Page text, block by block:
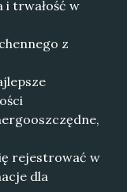
i trwałość w
z
rejestrować w
dla